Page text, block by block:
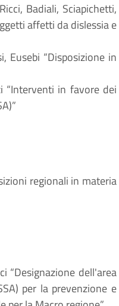
Badiali, Sciapichetti,
affetti da dislessia e
Eusebi “Disposizione in
“Interventi in favore dei
regionali in materia
“Designazione dell'area
per la prevenzione e